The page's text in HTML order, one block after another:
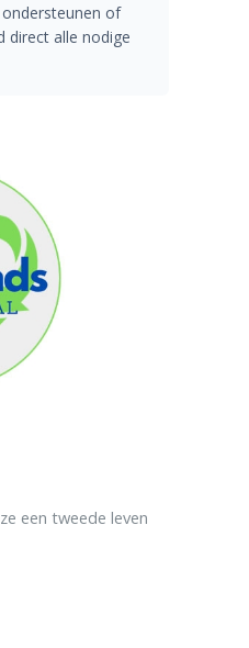
of
direct alle nodige
een tweede leven